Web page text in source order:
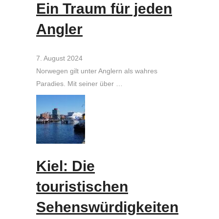
Ein Traum für jeden
Angler
7. August 2024
Norwegen gilt unter Anglern als wahres
Paradies. Mit seiner über …
Kiel: Die
touristischen
Sehenswürdigkeiten